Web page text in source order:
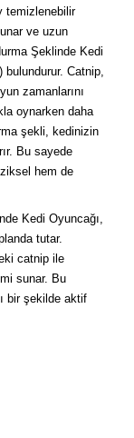
temizlenebilir
ve uzun
Şeklinde Kedi
Catnip,
zamanlarını
oynarken daha
şekli, kedinizin
Bu sayede
hem de
Kedi Oyuncağı,
tutar.
catnip ile
sunar. Bu
bir şekilde aktif